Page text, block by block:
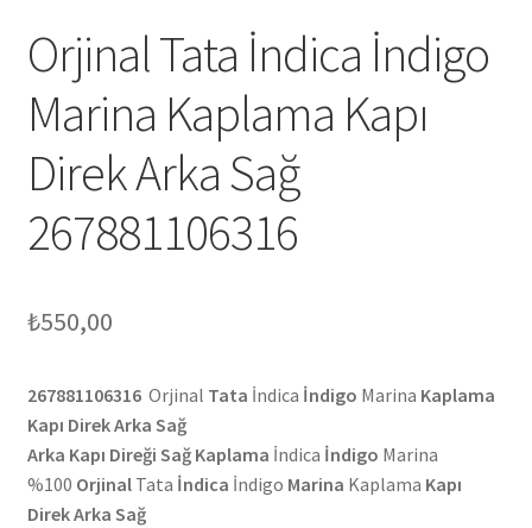
Orjinal Tata İndica İndigo
Marina Kaplama Kapı
Direk Arka Sağ
267881106316
₺550,00
267881106316 Orjinal Tata İndica İndigo Marina Kaplama
Kapı Direk Arka Sağ
Arka Kapı Direği Sağ Kaplama İndica İndigo Marina
%100 OrjinalTata İndica İndigo Marina Kaplama Kapı
Direk Arka Sağ